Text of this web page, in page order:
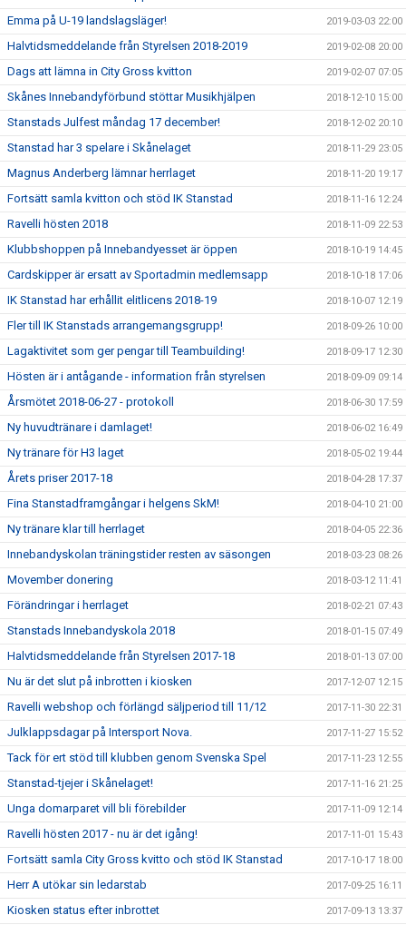
Emma på U-19 landslagsläger! 2019-03-03 22:00
Halvtidsmeddelande från Styrelsen 2018-2019 2019-02-08 20:00
Dags att lämna in City Gross kvitton 2019-02-07 07:05
Skånes Innebandyförbund stöttar Musikhjälpen 2018-12-10 15:00
Stanstads Julfest måndag 17 december! 2018-12-02 20:10
Stanstad har 3 spelare i Skånelaget 2018-11-29 23:05
Magnus Anderberg lämnar herrlaget 2018-11-20 19:17
Fortsätt samla kvitton och stöd IK Stanstad 2018-11-16 12:24
Ravelli hösten 2018 2018-11-09 22:53
Klubbshoppen på Innebandyesset är öppen 2018-10-19 14:45
Cardskipper är ersatt av Sportadmin medlemsapp 2018-10-18 17:06
IK Stanstad har erhållit elitlicens 2018-19 2018-10-07 12:19
Fler till IK Stanstads arrangemangsgrupp! 2018-09-26 10:00
Lagaktivitet som ger pengar till Teambuilding! 2018-09-17 12:30
Hösten är i antågande - information från styrelsen 2018-09-09 09:14
Årsmötet 2018-06-27 - protokoll 2018-06-30 17:59
Ny huvudtränare i damlaget! 2018-06-02 16:49
Ny tränare för H3 laget 2018-05-02 19:44
Årets priser 2017-18 2018-04-28 17:37
Fina Stanstadframgångar i helgens SkM! 2018-04-10 21:00
Ny tränare klar till herrlaget 2018-04-05 22:36
Innebandyskolan träningstider resten av säsongen 2018-03-23 08:26
Movember donering 2018-03-12 11:41
Förändringar i herrlaget 2018-02-21 07:43
Stanstads Innebandyskola 2018 2018-01-15 07:49
Halvtidsmeddelande från Styrelsen 2017-18 2018-01-13 07:00
Nu är det slut på inbrotten i kiosken 2017-12-07 12:15
Ravelli webshop och förlängd säljperiod till 11/12 2017-11-30 22:31
Julklappsdagar på Intersport Nova. 2017-11-27 15:52
Tack för ert stöd till klubben genom Svenska Spel 2017-11-23 12:55
Stanstad-tjejer i Skånelaget! 2017-11-16 21:25
Unga domarparet vill bli förebilder 2017-11-09 12:14
Ravelli hösten 2017 - nu är det igång! 2017-11-01 15:43
Fortsätt samla City Gross kvitto och stöd IK Stanstad 2017-10-17 18:00
Herr A utökar sin ledarstab 2017-09-25 16:11
Kiosken status efter inbrottet 2017-09-13 13:37